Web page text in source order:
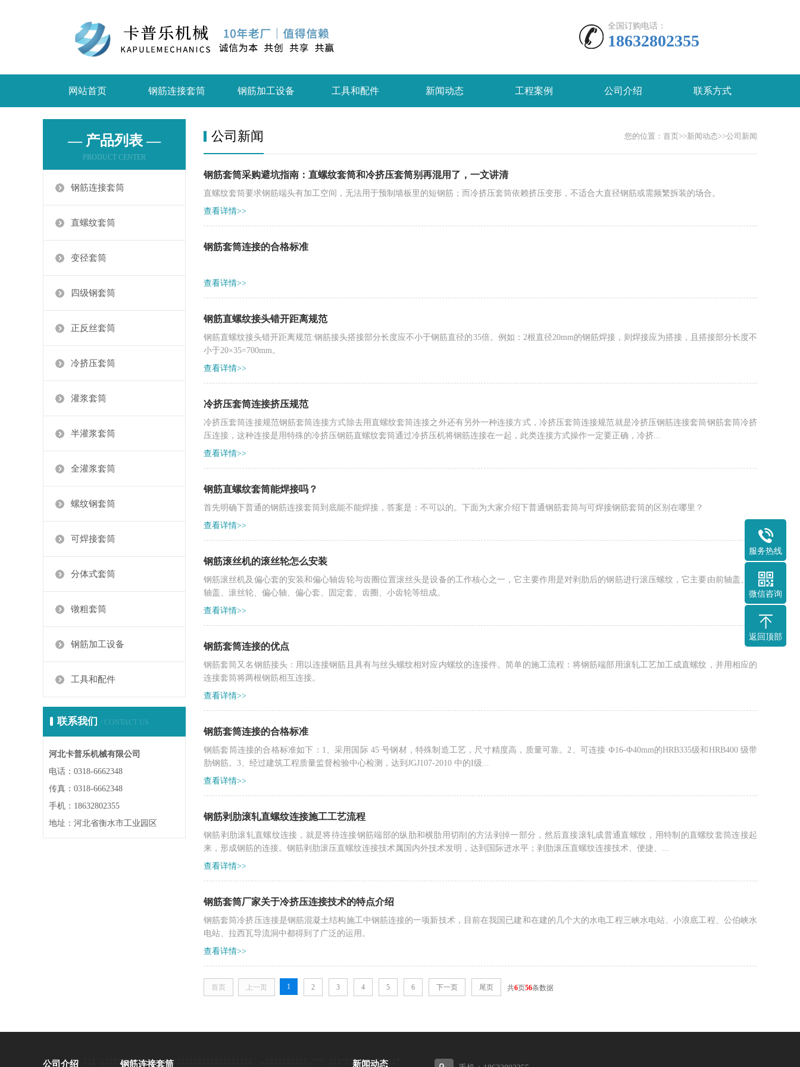
全国订购电话：
18632802355
网站首页 钢筋连接套筒 钢筋加工设备 工具和配件 新闻动态 工程案例 公司介绍 联系方式
— 产品列表 —
PRODUCT CENTER
钢筋连接套筒
直螺纹套筒
变径套筒
四级钢套筒
正反丝套筒
冷挤压套筒
灌浆套筒
半灌浆套筒
全灌浆套筒
螺纹钢套筒
可焊接套筒
分体式套筒
镦粗套筒
钢筋加工设备
工具和配件
联系我们 / CONTACT US
河北卡普乐机械有限公司
电话：0318-6662348
传真：0318-6662348
手机：18632802355
地址：河北省衡水市工业园区
您的位置： 首页>>新闻动态>>公司新闻
公司新闻
钢筋套筒采购避坑指南：直螺纹套筒和冷挤压套筒别再混用了，一文讲清
直螺纹套筒要求钢筋端头有加工空间，无法用于预制墙板里的短钢筋；而冷挤压套筒依赖挤压变形，不适合大直径钢筋或需频繁拆装的场合。
查看详情>>
钢筋套筒连接的合格标准
查看详情>>
钢筋直螺纹接头错开距离规范
钢筋直螺纹接头错开距离规范:钢筋接头搭接部分长度应不小于钢筋直径的35倍。例如：2根直径20mm的钢筋焊接，则焊接应为搭接，且搭接部分长度不
小于20×35=700mm。
查看详情>>
冷挤压套筒连接挤压规范
冷挤压套筒连接规范钢筋套筒连接方式除去用直螺纹套筒连接之外还有另外一种连接方式，冷挤压套筒连接规范就是冷挤压钢筋连接套筒钢筋套筒冷挤
压连接，这种连接是用特殊的冷挤压钢筋直螺纹套筒通过冷挤压机将钢筋连接在一起，此类连接方式操作一定要正确，冷挤...
查看详情>>
钢筋直螺纹套筒能焊接吗？
首先明确下普通的钢筋连接套筒到底能不能焊接，答案是：不可以的。下面为大家介绍下普通钢筋套筒与可焊接钢筋套筒的区别在哪里？
查看详情>>
钢筋滚丝机的滚丝轮怎么安装
钢筋滚丝机及偏心套的安装和偏心轴齿轮与齿圈位置滚丝头是设备的工作核心之一，它主要作用是对剥肋后的钢筋进行滚压螺纹，它主要由前轴盖、后
轴盖、滚丝轮、偏心轴、偏心套、固定套、齿圈、小齿轮等组成。
查看详情>>
钢筋套筒连接的优点
钢筋套筒又名钢筋接头：用以连接钢筋且具有与丝头螺纹相对应内螺纹的连接件。简单的施工流程：将钢筋端部用滚轧工艺加工成直螺纹，并用相应的
连接套筒将两根钢筋相互连接。
查看详情>>
钢筋套筒连接的合格标准
钢筋套筒连接的合格标准如下：1、采用国际 45 号钢材，特殊制造工艺，尺寸精度高，质量可靠。2、可连接 Ф16-Ф40mm的HRB335级和HRB400 级带
肋钢筋。3、经过建筑工程质量监督检验中心检测，达到JGJ107-2010 中的I级...
查看详情>>
钢筋剥肋滚轧直螺纹连接施工工艺流程
钢筋剥肋滚轧直螺纹连接，就是将待连接钢筋端部的纵肋和横肋用切削的方法剥掉一部分，然后直接滚轧成普通直螺纹，用特制的直螺纹套筒连接起
来，形成钢筋的连接。钢筋剥肋滚压直螺纹连接技术属国内外技术发明，达到国际进水平；剥肋滚压直螺纹连接技术、便捷、...
查看详情>>
钢筋套筒厂家关于冷挤压连接技术的特点介绍
钢筋套筒冷挤压连接是钢筋混凝土结构施工中钢筋连接的一项新技术，目前在我国已建和在建的几个大的水电工程三峡水电站、小浪底工程、公伯峡水
电站、拉西瓦导流洞中都得到了广泛的运用。
查看详情>>
首页 上一页 1 2 3 4 5 6 下一页 尾页 共6页56条数据
公司介绍 钢筋连接套筒 新闻动态
服务热线
微信咨询
返回顶部